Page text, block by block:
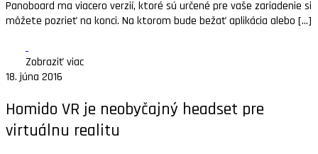
Panoboard ma viacero verzií, ktoré sú určené pre vaše zariadenie si
môžete pozrieť na konci. Na ktorom bude bežať aplikácia alebo [...]
Zobraziť viac
18. júna 2016
Homido VR je neobyčajný headset pre
virtuálnu realitu